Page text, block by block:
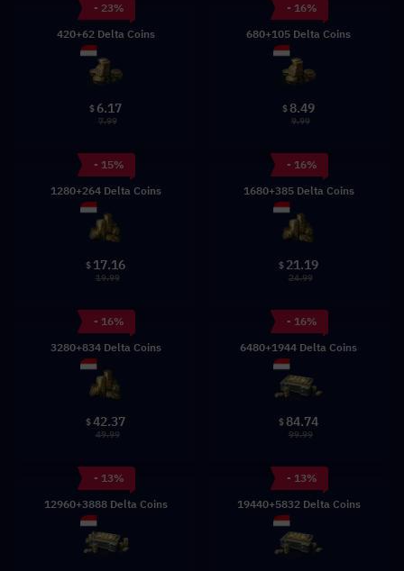
- 23%
420+62 Delta Coins
$ 6.17
7.99
- 16%
680+105 Delta Coins
$ 8.49
9.99
- 15%
1280+264 Delta Coins
$ 17.16
19.99
- 16%
1680+385 Delta Coins
$ 21.19
24.99
- 16%
3280+834 Delta Coins
$42.37
49.99
- 16%
6480+1944 Delta Coins
$ 84.74
99.99
- 13%
12960+3888 Delta Coins
- 13%
19440+5832 Delta Coins